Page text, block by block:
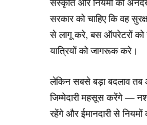
सरकार को चाहिए कि वह
से लागू करे, बस ऑपरेटरों को
यात्रियों को जागरूक करे।
लेकिन सबसे बड़ा बदलाव तब
जिम्मेदारी महसूस करेंगे —
रहेंगे और ईमानदारी से